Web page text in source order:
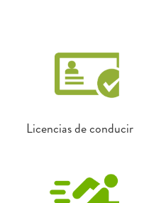
Licencias de conducir